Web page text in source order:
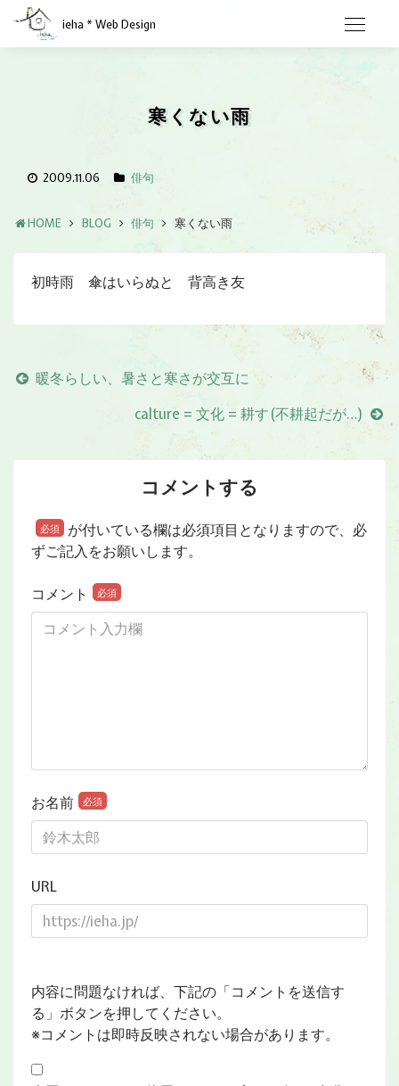
ieha * Web Design
寒くない雨
2009.11.06 俳句
HOME BLOG 俳句 寒くない雨
初時雨 傘はいらぬと 背高き友
暖冬らしい、暑さと寒さが交互に
calture = 文化 = 耕す(不耕起だが…)
コメントする
必須
が付いている欄は必須項目となりますので、必
ずご記入をお願いします。
コメント 必須
お名前 必須
URL
内容に問題なければ、下記の「コメントを送信す
る」ボタンを押してください。
※コメントは即時反映されない場合があります。